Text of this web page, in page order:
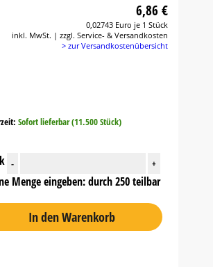
6,86 €
0,02743 Euro je 1 Stück
inkl. MwSt. | zzgl. Service- & Versandkosten
> zur Versandkostenübersicht
Sofort lieferbar (11.500 Stück)
- +
Menge eingeben: durch 250 teilbar
In den Warenkorb